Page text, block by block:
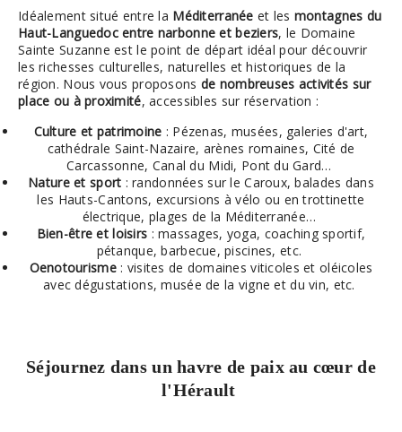
Idéalement situé entre la Méditerranée et les montagnes du
Haut-Languedoc entre narbonne et beziers, le Domaine
Sainte Suzanne est le point de départ idéal pour découvrir
les richesses culturelles, naturelles et historiques de la
région. Nous vous proposons de nombreuses activités sur
place ou à proximité, accessibles sur réservation :
Culture et patrimoine : Pézenas, musées, galeries d'art,
cathédrale Saint-Nazaire, arènes romaines, Cité de
Carcassonne, Canal du Midi, Pont du Gard…
Nature et sport : randonnées sur le Caroux, balades dans
les Hauts-Cantons, excursions à vélo ou en trottinette
électrique, plages de la Méditerranée…
Bien-être et loisirs : massages, yoga, coaching sportif,
pétanque, barbecue, piscines, etc.
Oenotourisme: visites de domaines viticoles et oléicoles
avec dégustations, musée de la vigne et du vin, etc.
Séjournez dans un havre de paix au cœur de
l'Hérault